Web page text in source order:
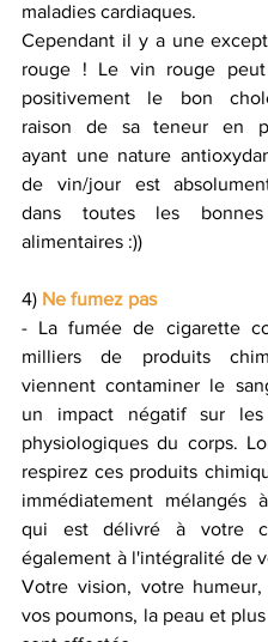
maladies cardiaques.
Cependant il y a une
rouge ! Le vin rouge peut
positivement le bon
raison de sa teneur en
ayant une nature
de vin/jour est
dans toutes les bonnes
alimentaires :))
4) Ne fumez pas
- La fumée de cigarette
milliers de produits
viennent contaminer le
un impact négatif sur les
physiologiques du corps.
respirez ces produits
immédiatement mélangés
qui est délivré à votre
également à l'intégralité de
Votre vision, votre humeur,
vos poumons, la peau et